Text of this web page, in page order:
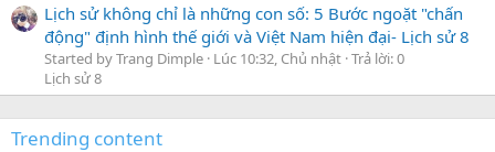
Lịch sử không chỉ là những con số: 5 Bước ngoặt "chấn
động" định hình thế giới và Việt Nam hiện đại- Lịch sử 8
Started by Trang Dimple Lúc 10:32, Chủ nhật Trả lời: 0
Lịch sử 8
Trending content